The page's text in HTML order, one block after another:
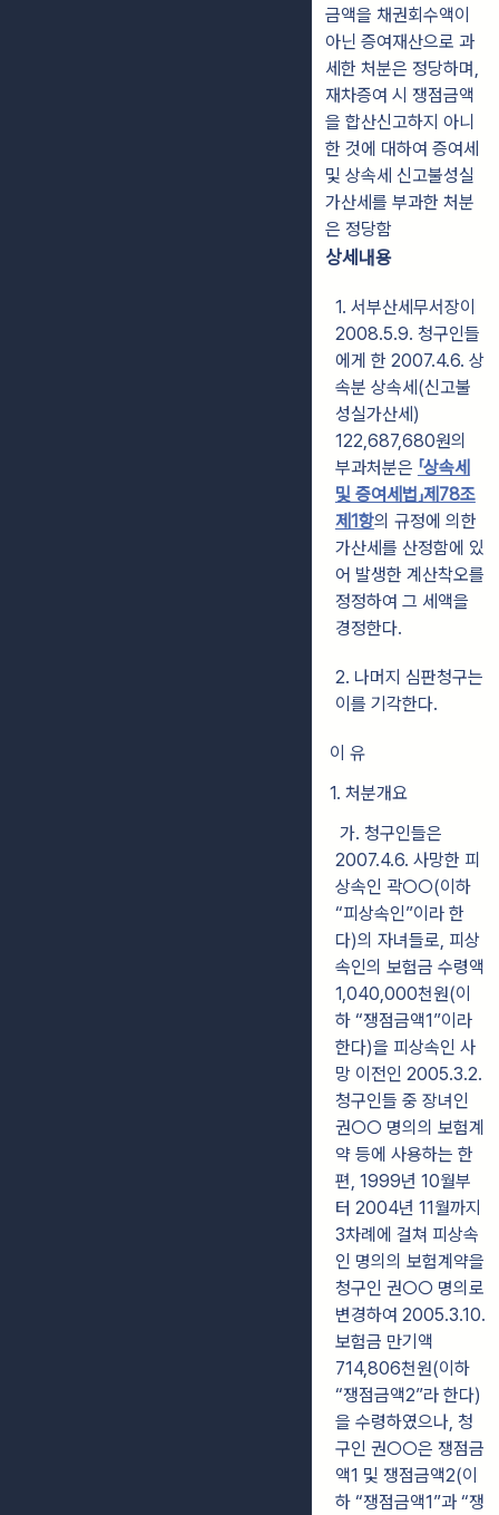
금액을 채권회수액이
아닌 증여재산으로 과
세한 처분은 정당하며,
재차증여 시 쟁점금액
을 합산신고하지 아니
한 것에 대하여 증여세
및 상속세 신고불성실
가산세를 부과한 처분
은 정당함
상세내용
1. 서부산세무서장이
2008.5.9. 청구인들
에게 한 2007.4.6. 상
속분 상속세(신고불
성실가산세)
122,687,680원의
부과처분은 「상속세
및 증여세법」제78조
제1항의 규정에 의한
가산세를 산정함에 있
어 발생한 계산착오를
정정하여 그 세액을
경정한다.
2. 나머지 심판청구는
이를 기각한다.
이 유
1. 처분개요
가. 청구인들은
2007.4.6. 사망한 피
상속인 곽○○(이하
“피상속인”이라 한
다)의 자녀들로, 피상
속인의 보험금 수령액
1,040,000천원(이
하 “쟁점금액1”이라
한다)을 피상속인 사
망 이전인 2005.3.2.
청구인들 중 장녀인
권○○ 명의의 보험계
약 등에 사용하는 한
편, 1999년 10월부
터 2004년 11월까지
3차례에 걸쳐 피상속
인 명의의 보험계약을
청구인 권○○ 명의로
변경하여 2005.3.10.
보험금 만기액
714,806천원(이하
“쟁점금액2”라 한다)
을 수령하였으나, 청
구인 권○○은 쟁점금
액1 및 쟁점금액2(이
하 “쟁점금액1”과 “쟁